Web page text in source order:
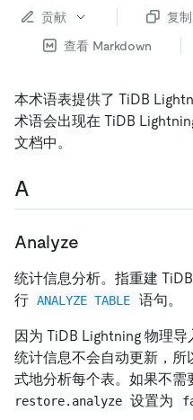
贡献
复
查看 Markdown
本术语表提供了 TiDB
术语会出现在 TiDB
文档中。
A
Analyze
统计信息分析。指重建
行 ANALYZE TABLE 语句。
因为 TiDB Lightning 物理导
统计信息不会自动更新，所
式地分析每个表。如果不需
restore.analyze 设置为